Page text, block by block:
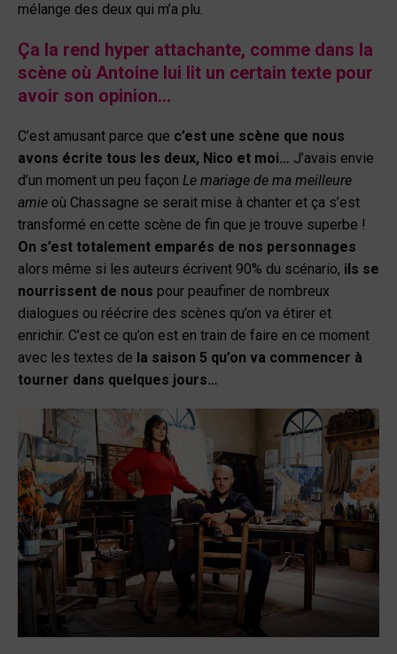
mélange des deux qui m’a plu.
Ça la rend hyper attachante, comme dans la
scène où Antoine lui lit un certain texte pour
avoir son opinion…
C’est amusant parce que c’est une scène que nous
avons écrite tous les deux, Nico et moi… J’avais envie
d’un moment un peu façon Le mariage de ma meilleure
amie où Chassagne se serait mise à chanter et ça s’est
transformé en cette scène de fin que je trouve superbe !
On s’est totalement emparés de nos personnages
alors même si les auteurs écrivent 90% du scénario, ils se
nourrissent de nous pour peaufiner de nombreux
dialogues ou réécrire des scènes qu’on va étirer et
enrichir. C’est ce qu’on est en train de faire en ce moment
avec les textes de la saison 5 qu’on va commencer à
tourner dans quelques jours…